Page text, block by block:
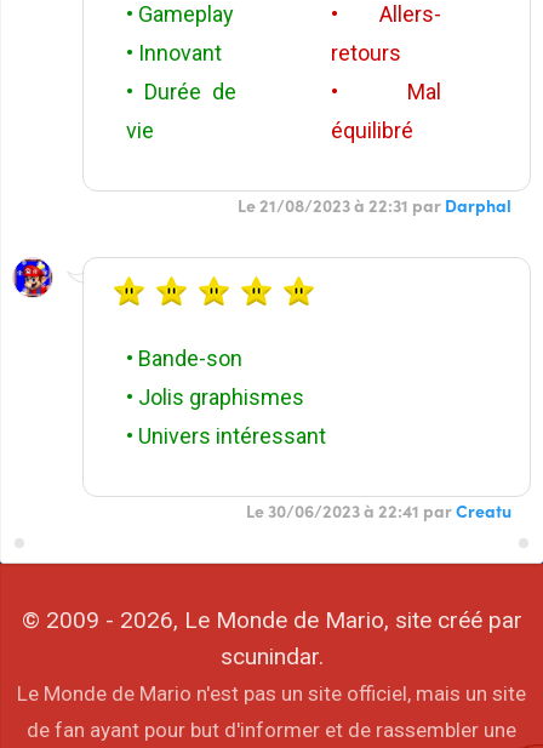
• Gameplay
• Innovant
• Durée de
vie
• Allers-
retours
• Mal
équilibré
Le 21/08/2023 à 22:31 par Darphal
• Bande-son
• Jolis graphismes
• Univers intéressant
Le 30/06/2023 à 22:41 parCreatu
© 2009 - 2026, Le Monde de Mario, site créé par
scunindar.
Le Monde de Mario n'est pas un site officiel, mais un site
de fan ayant pour but d'informer et de rassembler une